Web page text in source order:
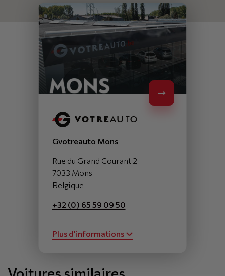
Gvotreauto Mons
Rue du Grand Courant 2
7033 Mons
Belgique
+32 (0) 65 59 09 50
Plus d'informations